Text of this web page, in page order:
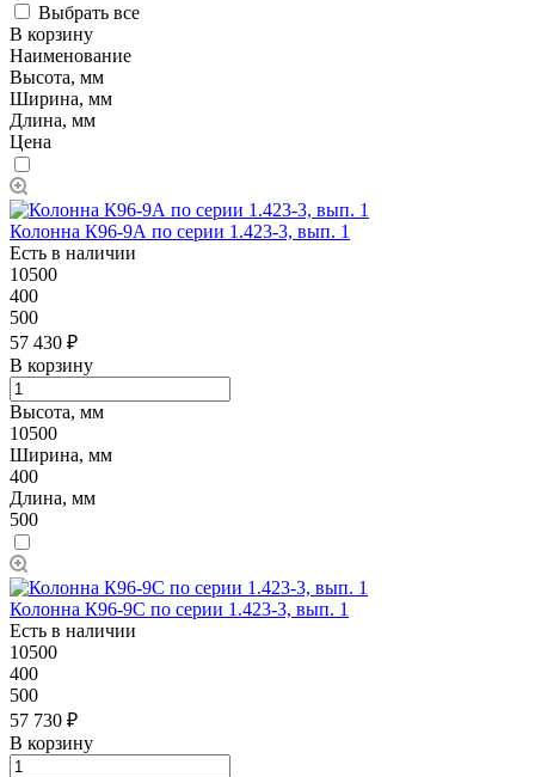
Выбрать все
В корзину
Наименование
Высота, мм
Ширина, мм
Длина, мм
Цена
Колонна К96-9А по серии 1.423-3, вып. 1
Есть в наличии
10500
400
500
57 430 ₽
В корзину
Высота, мм
10500
Ширина, мм
400
Длина, мм
500
Колонна К96-9C по серии 1.423-3, вып. 1
Есть в наличии
10500
400
500
57 730 ₽
В корзину